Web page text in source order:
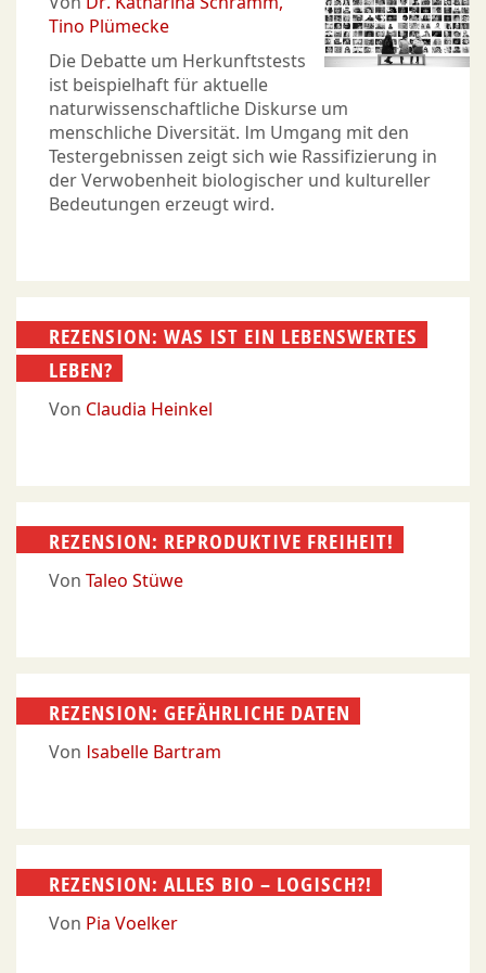
Tino Plümecke
Die Debatte um Herkunftstests
ist beispielhaft für aktuelle
naturwissenschaftliche Diskurse um
menschliche Diversität. Im Umgang mit den
Testergebnissen zeigt sich wie Rassifizierung in
der Verwobenheit biologischer und kultureller
Bedeutungen erzeugt wird.
REZENSION: WAS IST EIN LEBENSWERTES
LEBEN?
Von Claudia Heinkel
REZENSION: REPRODUKTIVE FREIHEIT!
Von Taleo Stüwe
REZENSION: GEFÄHRLICHE DATEN
Von Isabelle Bartram
REZENSION: ALLES BIO – LOGISCH?!
Von Pia Voelker